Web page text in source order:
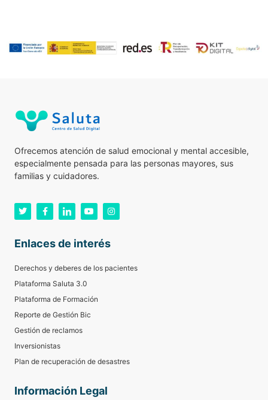
Ofrecemos atención de salud emocional y mental accesible,
especialmente pensada para las personas mayores, sus
familias y cuidadores.
Enlaces de interés
Derechos y deberes de los pacientes
Plataforma Saluta 3.0
Plataforma de Formación
Reporte de Gestión Bic
Gestión de reclamos
Inversionistas
Plan de recuperación de desastres
Información Legal